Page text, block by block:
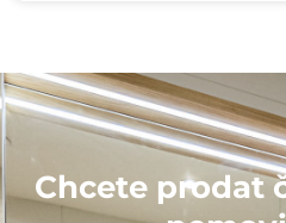
Chcete prodat